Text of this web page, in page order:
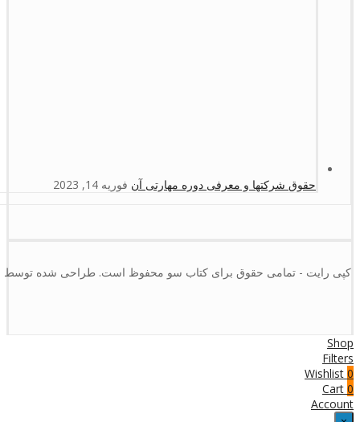
حقوق شرکتها و معرفی دوره مهارتی آن فوریه 14, 2023
کپی رایت - تمامی حقوق برای کتاب سو محفوظ است. طراحی شده
Shop
Filters
0
Wishlist
0
Cart
Account